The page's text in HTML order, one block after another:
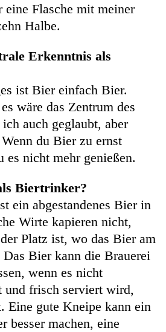
eine Flasche mit meiner
Halbe.
Erkenntnis als
ist Bier einfach Bier.
wäre das Zentrum des
auch geglaubt, aber
du Bier zu ernst
es nicht mehr genießen.
Biertrinker?
ein abgestandenes Bier in
Wirte kapieren nicht,
Platz ist, wo das Bier am
Das Bier kann die Brauerei
wenn es nicht
und frisch serviert wird,
Eine gute Kneipe kann ein
besser machen, eine